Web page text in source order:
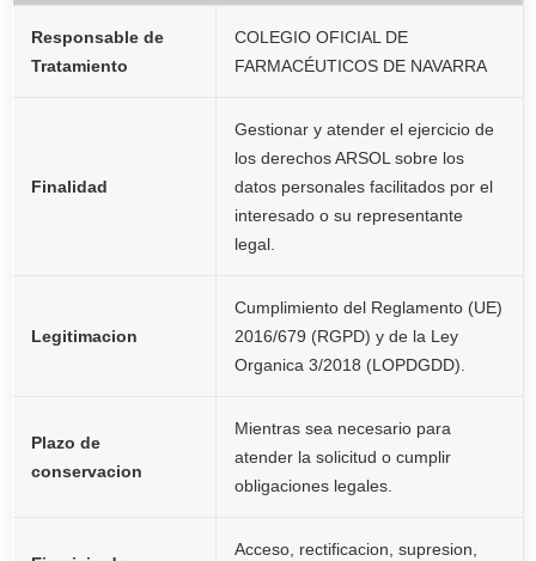
Responsable de
Tratamiento
COLEGIO OFICIAL DE
FARMACÉUTICOS DE NAVARRA
Finalidad
Gestionar y atender el ejercicio de
los derechos ARSOL sobre los
datos personales facilitados por el
interesado o su representante
legal.
Legitimacion
Cumplimiento del Reglamento (UE)
2016/679 (RGPD) y de la Ley
Organica 3/2018 (LOPDGDD).
Plazo de
conservacion
Mientras sea necesario para
atender la solicitud o cumplir
obligaciones legales.
Acceso, rectificacion, supresion,